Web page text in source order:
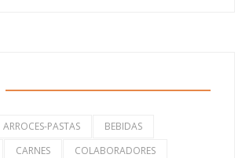
ARROCES-PASTAS
BEBIDAS
CARNES
COLABORADORES